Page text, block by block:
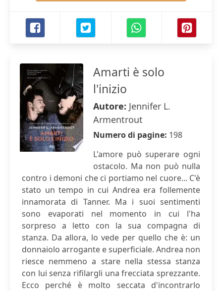
Amarti è solo
l'inizio
Autore: Jennifer L.
Armentrout
Numero di pagine: 198
L'amore può superare ogni
ostacolo. Ma non può nulla
contro i demoni che ci portiamo nel cuore... C'è
stato un tempo in cui Andrea era follemente
innamorata di Tanner. Ma i suoi sentimenti
sono evaporati nel momento in cui l'ha
sorpreso a letto con la sua compagna di
stanza. Da allora, lo vede per quello che è: un
donnaiolo arrogante e superficiale. Andrea non
riesce nemmeno a stare nella stessa stanza
con lui senza rifilargli una frecciata sprezzante.
Ecco perché è molto seccata d'incontrarlo